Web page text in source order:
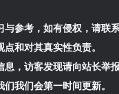
参考，如有侵权，请联
和对其真实性负责。
，访客发现请向站长举
我们会第一时间更新。